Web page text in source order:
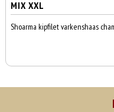
MIX XXL
Shoarma kipfilet varkenshaas